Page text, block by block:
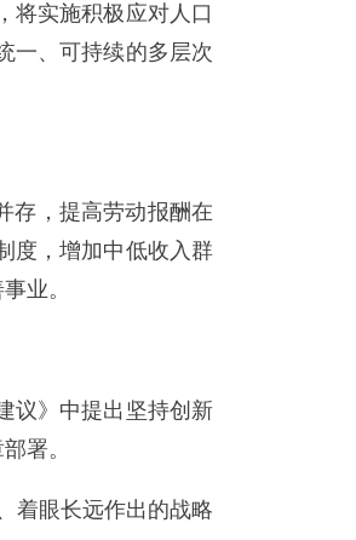
将实施积极应对人口
一、可持续的多层次
存，提高劳动报酬在
度，增加中低收入群
业。
议》中提出坚持创新
署。
着眼长远作出的战略